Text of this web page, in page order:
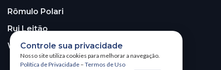
Rômulo Polari
Rui Leitão
Walter Santos
Controle sua privacidade
Nosso site utiliza cookies para melhorar a navegação.
Política de Privacidade – Termos de Uso